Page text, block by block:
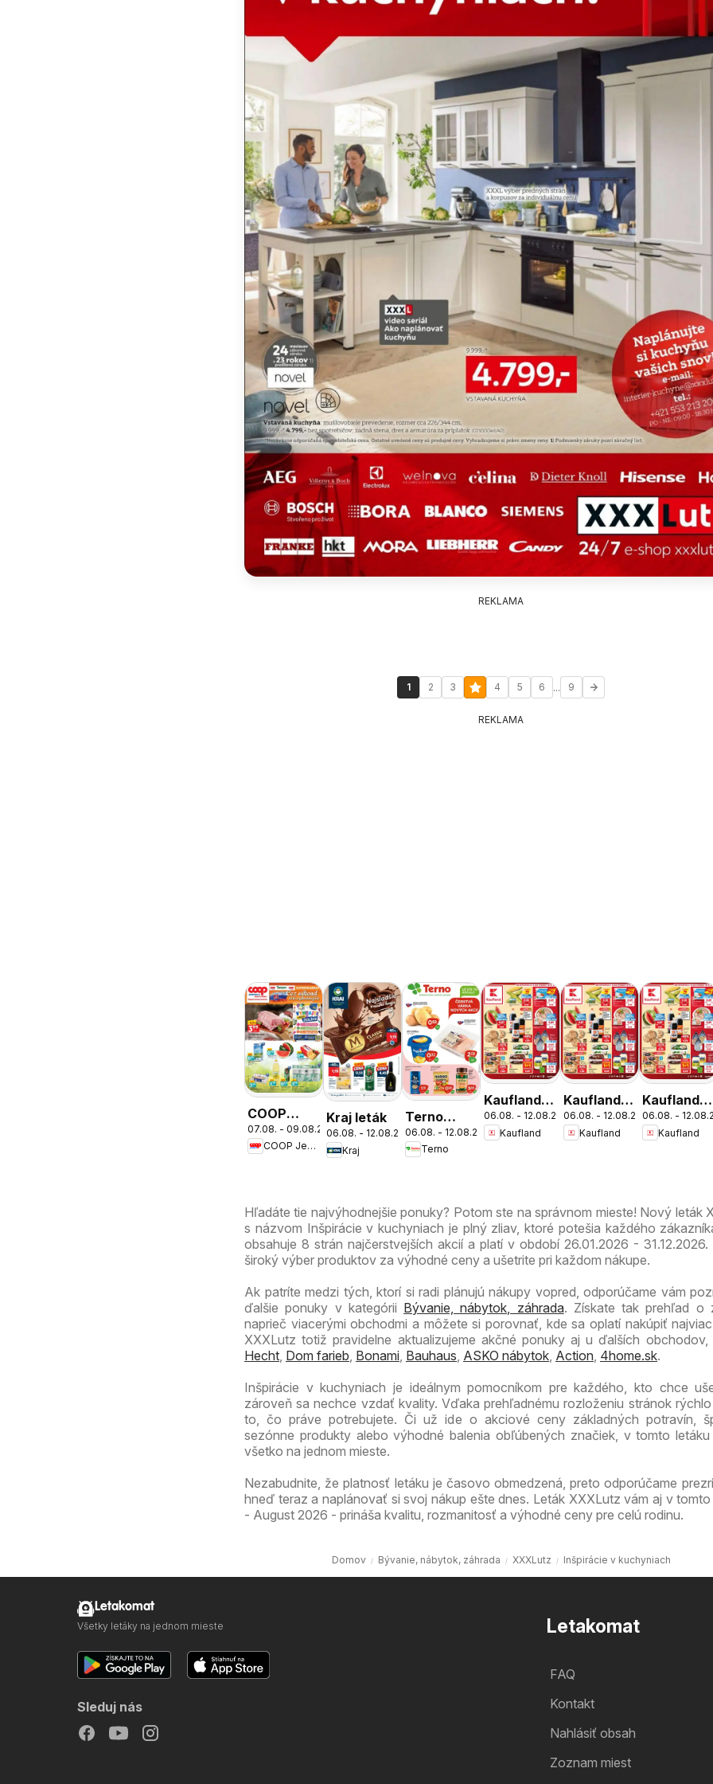
REKLAMA
1 2 3 4 5 6 ... 9
REKLAMA
COOP
Jednota
cez víkend
07.08. - 09.08.2026
COOP Jednota
Kraj leták
06.08. - 12.08.2026
Kraj
Terno
leták
06.08. - 12.08.2026
Terno
Kaufland
Bratislava-
Patrónka
06.08. - 12.08.2026
Kaufland
Kaufland
Bratislava-
Nové
06.08. - 12.08.2026
Kaufland
Kaufland
Bratislava-
Petržalka
06.08. -
Kaufland
Hľadáte tie najvýhodnejšie ponuky? Potom ste na správnom mieste! Nový leták
s názvom Inšpirácie v kuchyniach je plný zliav, ktoré potešia každého
obsahuje 8 strán najčerstvejších akcií a platí v období 26.01.2026 - 31.12.2026.
široký výber produktov za výhodné ceny a ušetrite pri každom nákupe.
Ak patríte medzi tých, ktorí si radi plánujú nákupy vopred, odporúčame vám
ďalšie ponuky v kategórii Bývanie, nábytok, záhrada. Získate tak prehľad o
naprieč viacerými obchodmi a môžete si porovnať, kde sa oplatí nakúpiť
XXXLutz totiž pravidelne aktualizujeme akčné ponuky aj u ďalších obchodov,
Hecht, Dom farieb, Bonami, Bauhaus, ASKO nábytok, Action, 4home.sk.
Inšpirácie v kuchyniach je ideálnym pomocníkom pre každého, kto chce
zároveň sa nechce vzdať kvality. Vďaka prehľadnému rozloženiu stránok
to, čo práve potrebujete. Či už ide o akciové ceny základných potravín,
sezónne produkty alebo výhodné balenia obľúbených značiek, v tomto letáku
všetko na jednom mieste.
Nezabudnite, že platnosť letáku je časovo obmedzená, preto odporúčame
hneď teraz a naplánovať si svoj nákup ešte dnes. Leták XXXLutz vám aj v tomto
- August 2026 - prináša kvalitu, rozmanitosť a výhodné ceny pre celú rodinu.
Domov Bývanie, nábytok, záhrada XXXLutz Inšpirácie v kuchyniach
Letakomat
FAQ
Kontakt
Nahlásiť obsah
Zoznam miest
Letakomat
Všetky letáky na jednom mieste
Sleduj nás